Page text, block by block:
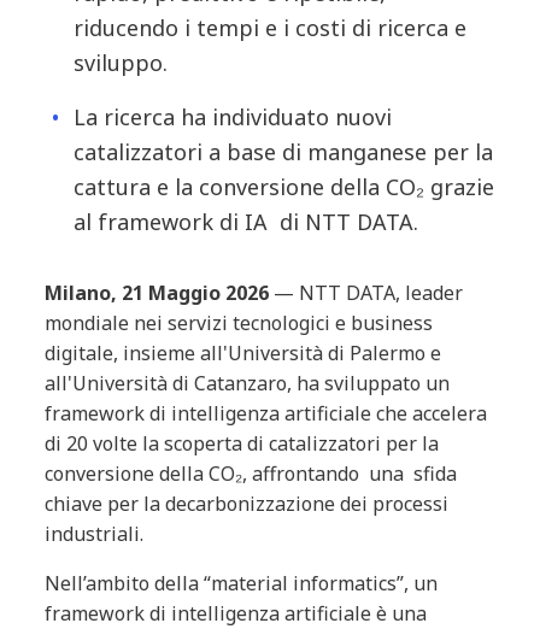
riducendo i tempi e i costi di ricerca e
sviluppo.
La ricerca ha individuato nuovi
catalizzatori a base di manganese per la
cattura e la conversione della CO₂ grazie
al framework di IA di NTT DATA.
Milano, 21 Maggio 2026 — NTT DATA, leader
mondiale nei servizi tecnologici e business
digitale, insieme all'Università di Palermo e
all'Università di Catanzaro, ha sviluppato un
framework di intelligenza artificiale che accelera
di 20 volte la scoperta di catalizzatori per la
conversione della CO₂, affrontando una sfida
chiave per la decarbonizzazione dei processi
industriali.
Nell’ambito della “material informatics”, un
framework di intelligenza artificiale è una